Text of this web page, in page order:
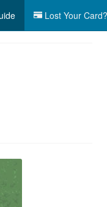
Lost Your Card?